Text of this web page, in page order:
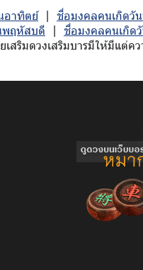
อาทิตย์| ชื่อมงคลคนเกิดวั
พฤหัสบดี | ชื่อมงคลคนเกิด
ริมดวงเสริมบารมีให้มีแต่คว